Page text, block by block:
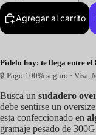
Agregar al carrito
Pídelo hoy: te llega entre el
🔒 Pago 100% seguro · Visa,
Busca un sudadero
debe sentirse un
esta confeccionado en
gramaje pesado de